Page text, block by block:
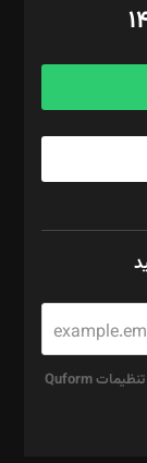
برای استفاده از ریکپچا بایستی کلید API را در صفحه ی تنظیمات Quform